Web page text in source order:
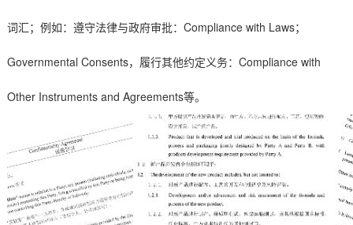
词汇；例如：遵守法律与政府审批： Compliance with Laws；
Governmental Consents，履行其他约定义务： Compliance with
Other Instruments and Agreements等。